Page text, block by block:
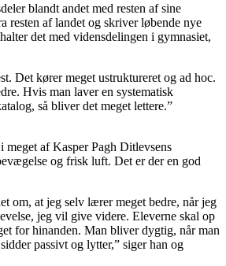
blandt andet med resten af sine
resten af landet og skriver løbende nye
det med vidensdelingen i gymnasiet,
Det kører meget ustruktureret og ad hoc.
Hvis man laver en systematisk
så bliver det meget lettere.”
meget af Kasper Pagh Ditlevsens
og frisk luft. Det er der en god
om, at jeg selv lærer meget bedre, når jeg
jeg vil give videre. Eleverne skal op
for hinanden. Man bliver dygtig, når man
passivt og lytter,” siger han og